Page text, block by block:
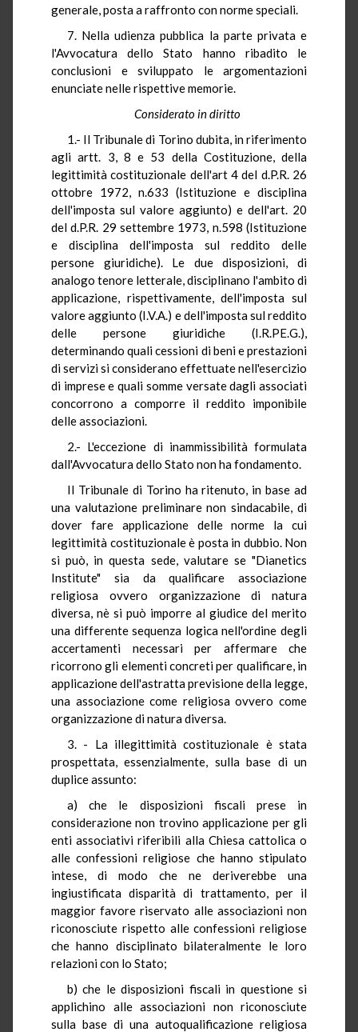
generale, posta a raffronto con norme speciali.
7. Nella udienza pubblica la parte privata e
l'Avvocatura dello Stato hanno ribadito le
conclusioni e sviluppato le argomentazioni
enunciate nelle rispettive memorie.
Considerato in diritto
1.- Il Tribunale di Torino dubita, in riferimento
agli artt. 3, 8 e 53 della Costituzione, della
legittimità costituzionale dell'art 4 del d.P.R. 26
ottobre 1972, n.633 (Istituzione e disciplina
dell'imposta sul valore aggiunto) e dell'art. 20
del d.P.R. 29 settembre 1973, n.598 (Istituzione
e disciplina dell'imposta sul reddito delle
persone giuridiche). Le due disposizioni, di
analogo tenore letterale, disciplinano l'ambito di
applicazione, rispettivamente, dell'imposta sul
valore aggiunto (I.V.A.) e dell'imposta sul reddito
delle persone giuridiche (I.R.PE.G.),
determinando quali cessioni di beni e prestazioni
di servizi si considerano effettuate nell'esercizio
di imprese e quali somme versate dagli associati
concorrono a comporre il reddito imponibile
delle associazioni.
2.- L'eccezione di inammissibilità formulata
dall'Avvocatura dello Stato non ha fondamento.
Il Tribunale di Torino ha ritenuto, in base ad
una valutazione preliminare non sindacabile, di
dover fare applicazione delle norme la cui
legittimità costituzionale è posta in dubbio. Non
si può, in questa sede, valutare se "Dianetics
Institute" sia da qualificare associazione
religiosa ovvero organizzazione di natura
diversa, nè si può imporre al giudice del merito
una differente sequenza logica nell'ordine degli
accertamenti necessari per affermare che
ricorrono gli elementi concreti per qualificare, in
applicazione dell'astratta previsione della legge,
una associazione come religiosa ovvero come
organizzazione di natura diversa.
3. - La illegittimità costituzionale è stata
prospettata, essenzialmente, sulla base di un
duplice assunto:
a) che le disposizioni fiscali prese in
considerazione non trovino applicazione per gli
enti associativi riferibili alla Chiesa cattolica o
alle confessioni religiose che hanno stipulato
intese, di modo che ne deriverebbe una
ingiustificata disparità di trattamento, per il
maggior favore riservato alle associazioni non
riconosciute rispetto alle confessioni religiose
che hanno disciplinato bilateralmente le loro
relazioni con lo Stato;
b) che le disposizioni fiscali in questione si
applichino alle associazioni non riconosciute
sulla base di una autoqualificazione religiosa